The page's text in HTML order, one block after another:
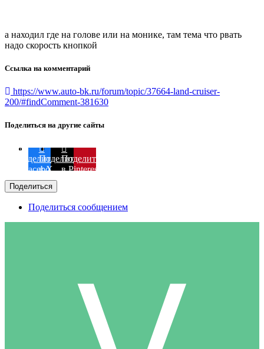
а находил где на голове или на монике, там тема что рвать
надо скорость кнопкой
Ссылка на комментарий
https://www.auto-bk.ru/forum/topic/37664-land-cruiser-
200/#findComment-381630
Поделиться на другие сайты
Поделиться
в Facebook
Поделиться
в X
Поделиться
в Pinterest
Поделиться
Поделиться сообщением